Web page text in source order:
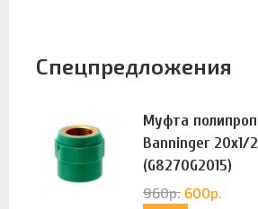
Спецпредложения
Муфта
Banninger 20х1/
(G8270G2015)
960р. 600р.